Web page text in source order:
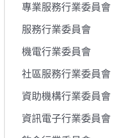
專業服務行業委員會
服務行業委員會
機電行業委員會
社區服務行業委員會
資助機構行業委員會
資訊電子行業委員會